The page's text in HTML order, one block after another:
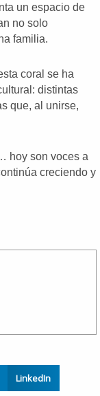
un espacio de
no solo
familia.
coral se ha
distintas
que, al unirse,
hoy son voces a
creciendo y
LinkedIn